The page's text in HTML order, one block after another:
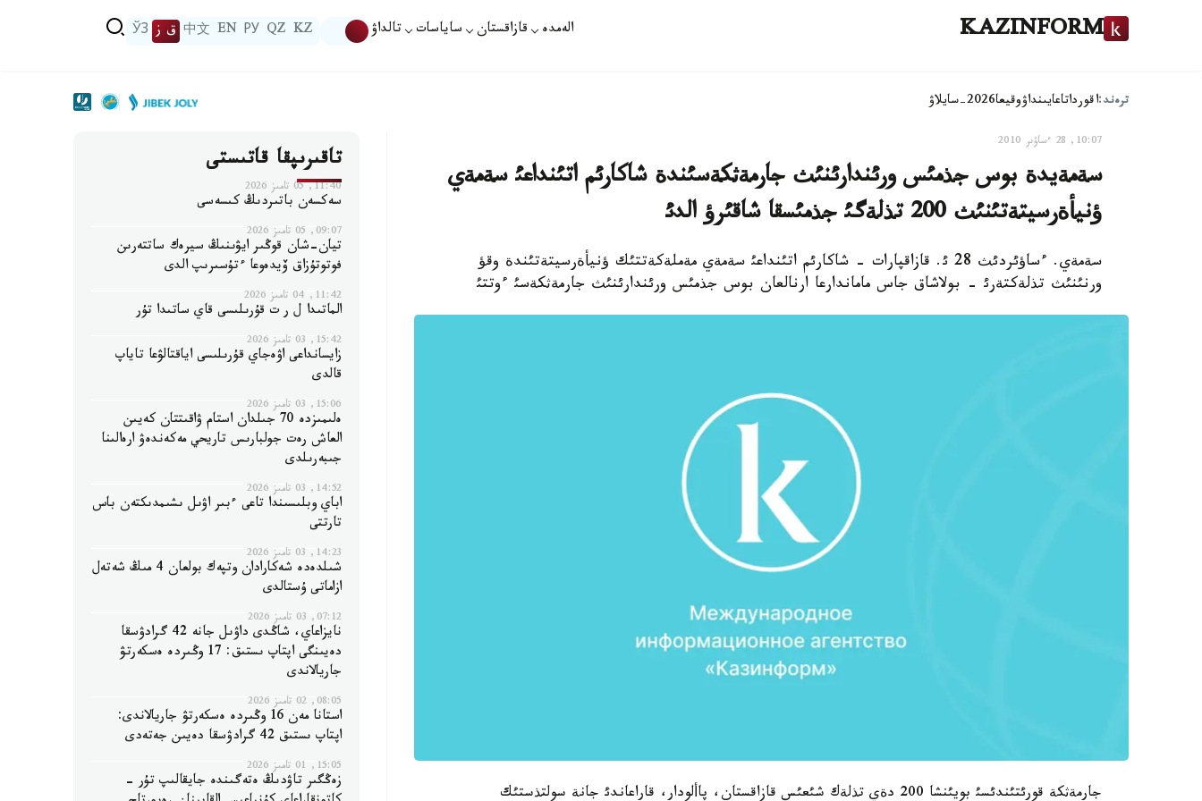
KAZINFORM الەمدە قازاقستان ساياسات تالداۋ KZ
QZ
РУ
EN
中文 ق ز ЎЗ
ترەند:اقورداتاعايىنداۋوقيعا2026-سايلاۋ
10:07, 28 ءساۋىر 2010
سةمةيدة بوس جذمئس ورئندارئنئث جارمةثكةسئندة شاكارئم اتئنداعئ سةمةي
ؤنيأةرسيتةتئنئث 200 تذلةگئ جذمئسقا شاقئرؤ الدئ
سةمةي. ءساؤئردئث 28 ئ. قازاقپارات - شاكارئم اتئنداعئ سةمةي مةملةكةتتئك ؤنيأةرسيتةتئندة وقؤ
ورنئنئث تذلةكتةرئ - بولاشاق جاس ماماندارعا ارنالعان بوس جذمئس ورئندارئنئث جارمةثكةسئ ءوتتئ
جارمةثكة قورئتئندئسئ بويئنشا 200 دةي تذلةك شئعئس قازاقستان، پاألودار، قاراعاندئ جانة سولتذستئك
تاقىرىپقا قاتىستى
11:40, 05 تامىز 2026
سەكسەن باتىردىڭ كىسەسى
09:07, 05 تامىز 2026
تيان-شان قوڭىر ايۋىنىڭ سيرەك ساتتەرىن
فوتوتۇزاق ۆيدەوعا ءتۇسىرىپ الدى
11:42, 04 تامىز 2026
الماتىدا ل ر ت قۇرىلىسى قاي ساتىدا تۇر
15:42, 03 تامىز 2026
زايسانداعى اۋەجاي قۇرىلىسى اياقتالۋعا تاياپ
قالدى
15:06, 03 تامىز 2026
ەلىمىزدە 70 جىلدان استام ۋاقىتتان كەيىن
العاش رەت جولبارىس تاريحي مەكەندەۋ ارەالىنا
جىبەرىلدى
14:52, 03 تامىز 2026
اباي وبلىسىندا تاعى ءبىر اۋىل ىشىمدىكتەن باس
تارتتى
14:23, 03 تامىز 2026
شىلدەدە شەكارادان وتپەك بولعان 4 مىڭ شەتەل
ازاماتى ۇستالدى
07:12, 03 تامىز 2026
نايزاعاي، شاڭدى داۋىل جانە 42 گرادۋسقا
دەيىنگى اپتاپ ىستىق: 17 وڭىردە ەسكەرتۋ
جاريالاندى
08:05, 02 تامىز 2026
استانا مەن 16 وڭىردە ەسكەرتۋ جاريالاندى:
اپتاپ ىستىق 42 گرادۋسقا دەيىن جەتەدى
15:05, 01 تامىز 2026
زەڭگىر تاۋدىڭ ەتەگىندە جايقالىپ تۇر -